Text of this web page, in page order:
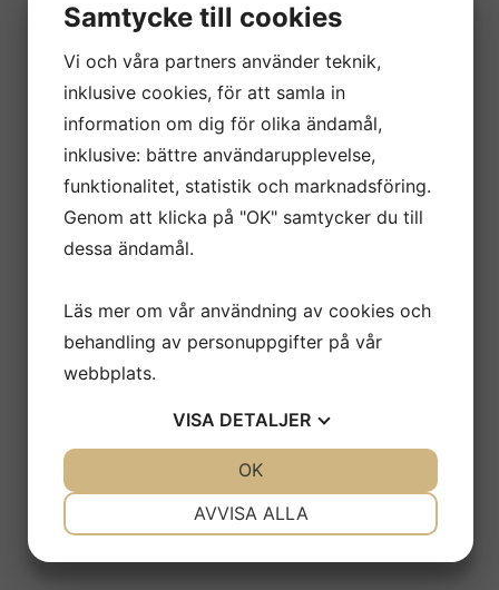
Samtycke till cookies
Vi och våra partners använder teknik,
inklusive cookies, för att samla in
information om dig för olika ändamål,
inklusive: bättre användarupplevelse,
funktionalitet, statistik och marknadsföring.
Genom att klicka på "OK" samtycker du till
dessa ändamål.
Läs mer om vår användning av cookies och
behandling av personuppgifter på vår
webbplats.
VISA DETALJER
AVVISA ALLA
OK